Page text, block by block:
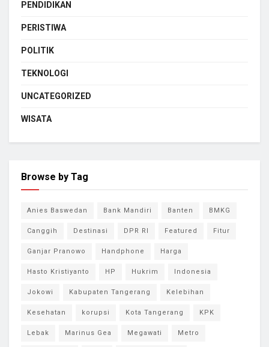
PENDIDIKAN
PERISTIWA
POLITIK
TEKNOLOGI
UNCATEGORIZED
WISATA
Browse by Tag
Anies Baswedan Bank Mandiri Banten BMKG
Canggih Destinasi DPR RI Featured Fitur
Ganjar Pranowo Handphone Harga
Hasto Kristiyanto HP Hukrim Indonesia
Jokowi Kabupaten Tangerang Kelebihan
Kesehatan korupsi Kota Tangerang KPK
Lebak Marinus Gea Megawati Metro